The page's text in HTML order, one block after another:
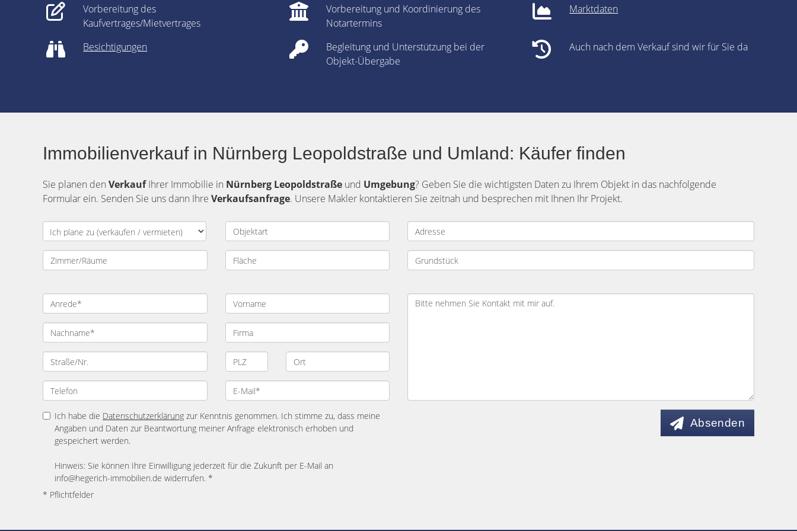
Vorbereitung des
Kaufvertrages/Mietvertrages
Vorbereitung und Koordinierung des
Notartermins
Marktdaten
Besichtigungen
Begleitung und Unterstützung bei der
Objekt-Übergabe
Auch nach dem Verkauf sind wir für Sie da
Immobilienverkauf in Nürnberg Leopoldstraße und Umland: Käufer finden
Sie planen den VerkaufIhrer Immobilie in Nürnberg Leopoldstraße und Umgebung? Geben Sie die wichtigsten Daten zu Ihrem Objekt in das nachfolgende
Formular ein. Senden Sie uns dann Ihre Verkaufsanfrage. Unsere Makler kontaktieren Sie zeitnah und besprechen mit Ihnen Ihr Projekt.
Ich habe die Datenschutzerklärung zur Kenntnis genommen. Ich stimme zu, dass meine
Angaben und Daten zur Beantwortung meiner Anfrage elektronisch erhoben und
gespeichert werden.
Hinweis: Sie können Ihre Einwilligung jederzeit für die Zukunft per E-Mail an
info@hegerich-immobilien.de widerrufen. *
* Pflichtfelder
Absenden